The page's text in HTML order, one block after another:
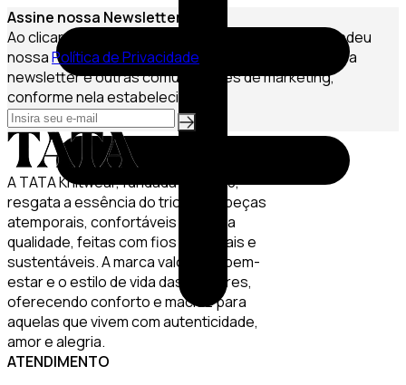
Assine nossa Newsletter
Ao clicar em Assinar, você confirma que leu e entendeu
nossaPolítica de Privacidade e que deseja receber a
newsletter e outras comunicações de marketing,
conforme nela estabelecido.
A TATA Knitwear, fundada em 2020,
resgata a essência do tricô com peças
atemporais, confortáveis e de alta
qualidade, feitas com fios especiais e
sustentáveis. A marca valoriza o bem-
estar e o estilo de vida das mulheres,
oferecendo conforto e maciez para
aquelas que vivem com autenticidade,
amor e alegria.
ATENDIMENTO